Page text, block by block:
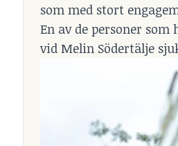
som med stort
En av de personer
vid Melin Södertälje